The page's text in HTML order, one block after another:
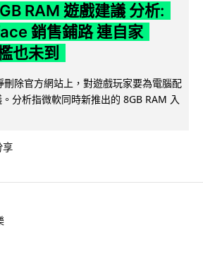
RAM 遊戲建議 分析:
銷售鋪路 連自家
也未到
除官方網站上，對遊戲玩家要為電腦配
分析指微軟同時新推出的 8GB RAM 入
享